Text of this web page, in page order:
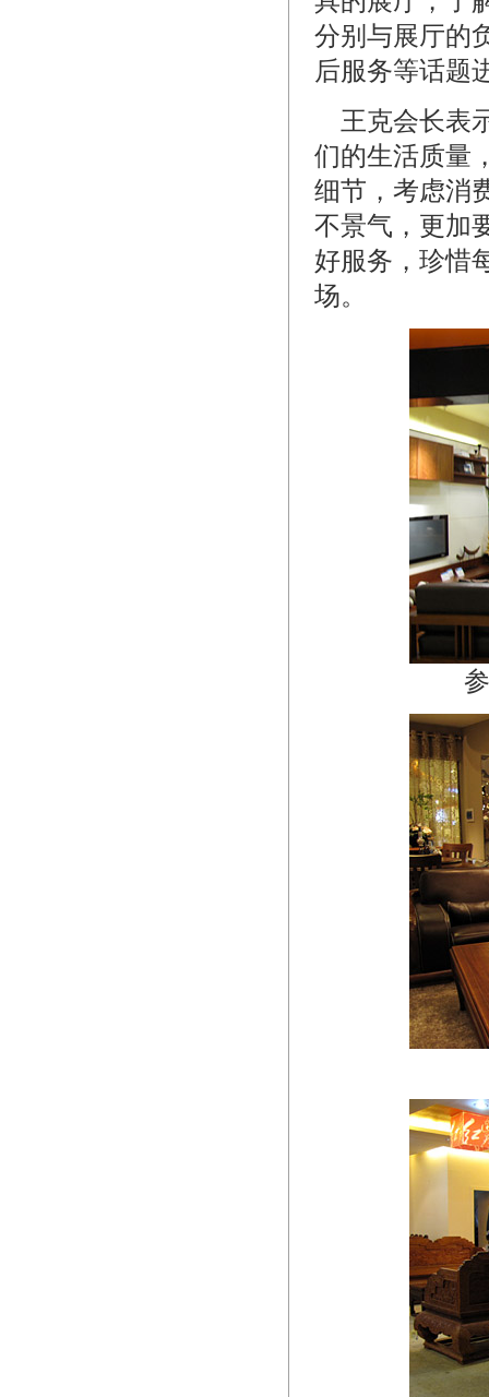
分别与展厅的
后服务等话题
王克会长表
们的生活质量
细节，考虑消
不景气，更加
好服务，珍惜
场。